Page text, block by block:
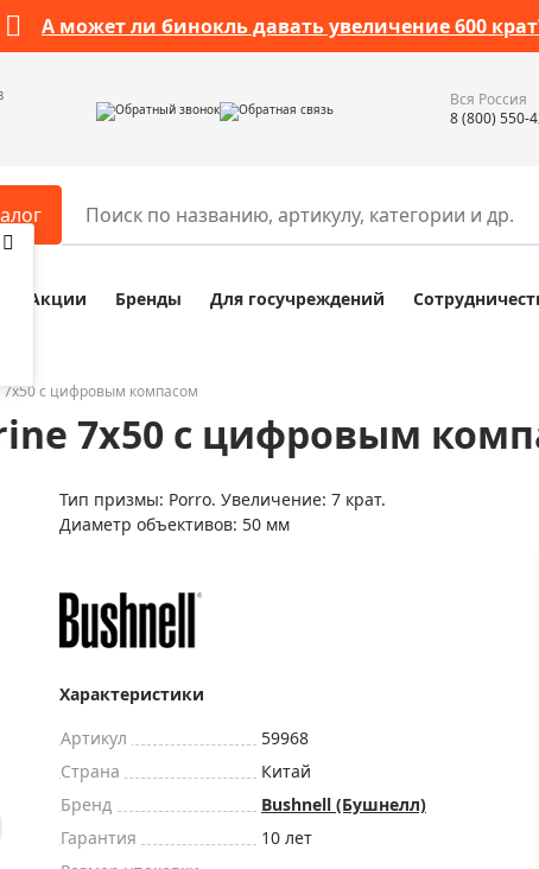
А может ли бинокль давать увеличение 600
Обратный звонок Обратная связь
Вся Россия
8 (800) 550-
для микроскопов
для зрительных труб
для луп
для приборов ночного
оптики по специальным
выставочных образцов
Разное
Наборы исследователя
Наборы для химических
Глобусы
Фонари
Элементы питания, карты
Акции Бренды Для госучреждений
с цифровым компасом
7x50 с цифровым
Тип призмы: Porro. Увеличение: 7 крат.
Диаметр объективов: 50 мм
Характеристики
Артикул
59968
Страна
Китай
Бренд
Bushnell (Бушнелл)
Гарантия
10 лет